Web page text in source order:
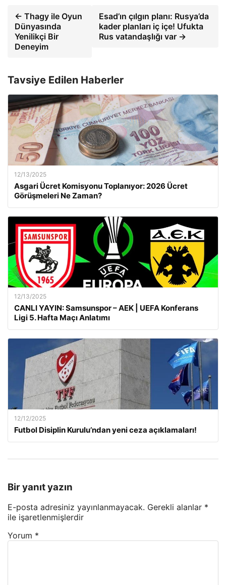
← Thagy ile Oyun
Dünyasında
Yenilikçi Bir
Deneyim
Esad’ın çılgın planı: Rusya’da
kader planları iç içe! Ufukta
Rus vatandaşlığı var →
Tavsiye Edilen Haberler
12/13/2025
Asgari Ücret Komisyonu Toplanıyor: 2026 Ücret
Görüşmeleri Ne Zaman?
12/13/2025
CANLI YAYIN: Samsunspor – AEK | UEFA Konferans
Ligi 5. Hafta Maçı Anlatımı
12/12/2025
Futbol Disiplin Kurulu’ndan yeni ceza açıklamaları!
Bir yanıt yazın
E-posta adresiniz yayınlanmayacak. Gerekli alanlar *
ile işaretlenmişlerdir
Yorum *